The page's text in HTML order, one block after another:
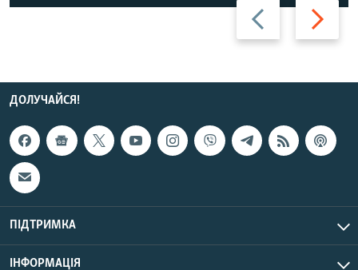
Назад Вперед
ДОЛУЧАЙСЯ!
ПІДТРИМКА
ІНФОРМАЦІЯ